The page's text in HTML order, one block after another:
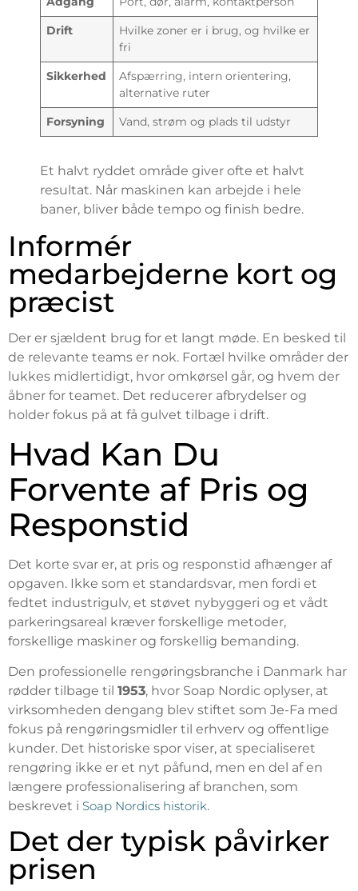
Drift
Hvilke zoner er i brug, og hvilke er
fri
Sikkerhed
Afspærring, intern orientering,
alternative ruter
Forsyning
Vand, strøm og plads til udstyr
Et halvt ryddet område giver ofte et halvt
resultat. Når maskinen kan arbejde i hele
baner, bliver både tempo og finish bedre.
Informér
medarbejderne kort og
præcist
Der er sjældent brug for et langt møde. En besked til
de relevante teams er nok. Fortæl hvilke områder der
lukkes midlertidigt, hvor omkørsel går, og hvem der
åbner for teamet. Det reducerer afbrydelser og
holder fokus på at få gulvet tilbage i drift.
Hvad Kan Du
Forvente af Pris og
Responstid
Det korte svar er, at pris og responstid afhænger af
opgaven. Ikke som et standardsvar, men fordi et
fedtet industrigulv, et støvet nybyggeri og et vådt
parkeringsareal kræver forskellige metoder,
forskellige maskiner og forskellig bemanding.
Den professionelle rengøringsbranche i Danmark har
rødder tilbage til 1953, hvor Soap Nordic oplyser, at
virksomheden dengang blev stiftet som Je-Fa med
fokus på rengøringsmidler til erhverv og offentlige
kunder. Det historiske spor viser, at specialiseret
rengøring ikke er et nyt påfund, men en del af en
længere professionalisering af branchen, som
beskrevet i Soap Nordics historik.
Det der typisk påvirker
prisen